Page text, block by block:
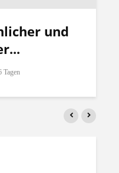
und
Tagen